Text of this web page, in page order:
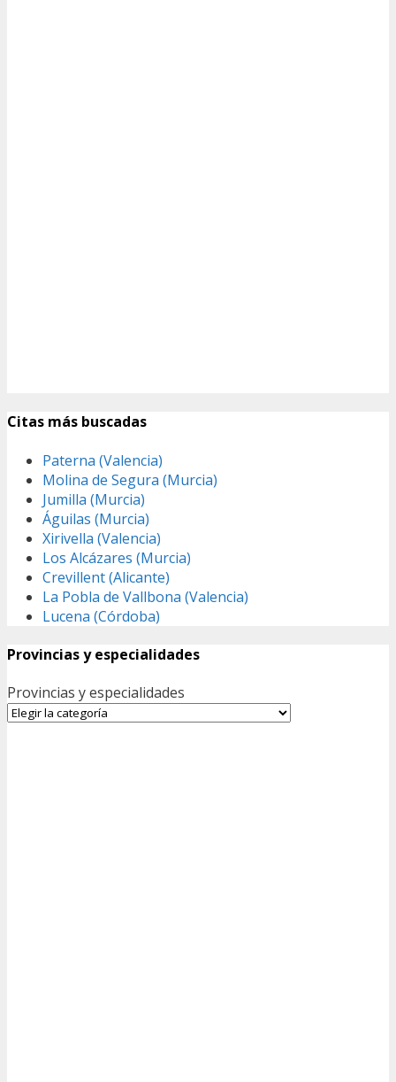
Citas más buscadas
Paterna (Valencia)
Molina de Segura (Murcia)
Jumilla (Murcia)
Águilas (Murcia)
Xirivella (Valencia)
Los Alcázares (Murcia)
Crevillent (Alicante)
La Pobla de Vallbona (Valencia)
Lucena (Córdoba)
Provincias y especialidades
Provincias y especialidades